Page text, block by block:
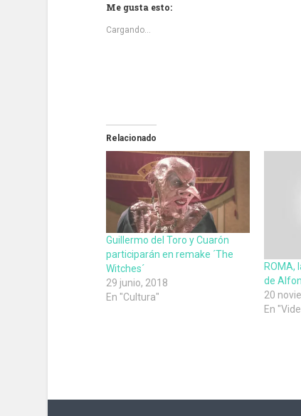
Me gusta esto:
Cargando...
Relacionado
Guillermo del Toro y Cuarón
participarán en remake ´The
Witches´
29 junio, 2018
En "Cultura"
ROMA,
de
20
En